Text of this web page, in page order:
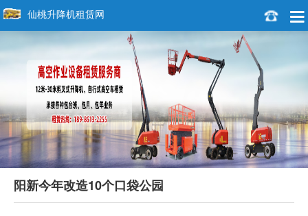
仙桃升降机租赁网
阳新今年改造10个口袋公园